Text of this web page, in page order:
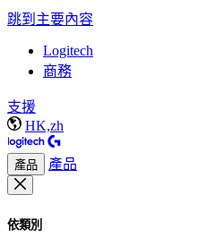
跳到主要內容
Logitech
商務
支援
HK,zh
產品 產品
依類別